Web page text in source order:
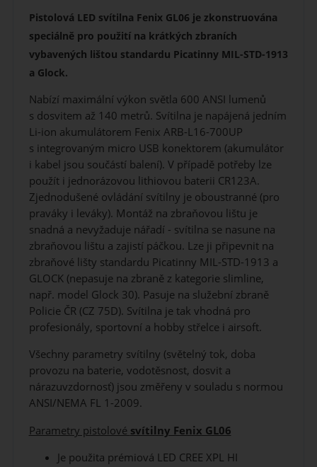
Pistolová LED svítilna Fenix GL06 je zkonstruována
speciálně pro použití na krátkých zbraních
vybavených lištou standardu Picatinny MIL-STD-1913
a Glock.
Nabízí maximální výkon světla 600 ANSI lumenů
s dosvitem až 140 metrů. Svítilna je napájená jedním
Li-ion akumulátorem Fenix ARB-L16-700UP
s integrovaným micro USB konektorem (akumulátor
i kabel jsou součástí balení). V případě potřeby lze
použít i jednorázovou lithiovou baterii CR123A.
Zjednodušené ovládání svítilny je oboustranné (pro
praváky i leváky). Montáž na zbraňovou lištu je
snadná a nevyžaduje nářadí - svítilna se nasune na
zbraňovou lištu a zajistí páčkou. Lze ji připevnit na
zbraňové lišty standardu Picatinny MIL-STD-1913 a
GLOCK (nepasuje na zbraně z kategorie slimline,
např. model Glock 30). Pasuje na služební zbraně
Policie ČR (CZ 75D). Svítilna je tak vhodná pro
profesionály, sportovní a hobby střelce i airsoft.
Všechny parametry svítilny (světelný tok, doba
provozu na baterie, vodotěsnost, dosvit a
nárazuvzdornosť) jsou změřeny v souladu s normou
ANSI/NEMA FL 1-2009.
Parametry pistolové svítilny Fenix GL06
Je použita prémiová LED CREE XPL HI